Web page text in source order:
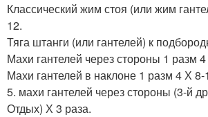
Классический жим стоя (или жим
12.
Тяга штанги (или гантелей) к
Махи гантелей через стороны 1 разм
Махи гантелей в наклоне 1 разм 4 Х 8-
5. махи гантелей через стороны (3-й
Отдых) Х 3 раза.